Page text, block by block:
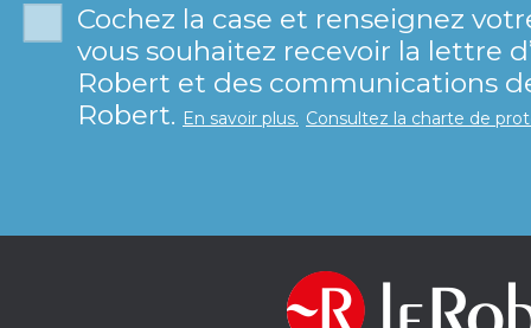
Cochez la case et renseignez
vous souhaitez recevoir la lettre
Robert et des communications
Robert. En savoir plus. Consultez la charte de